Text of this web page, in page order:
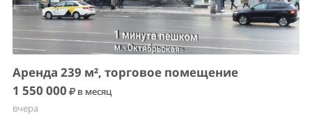
Аренда 239 м², торговое помещение
1 550 000
в месяц
вчера